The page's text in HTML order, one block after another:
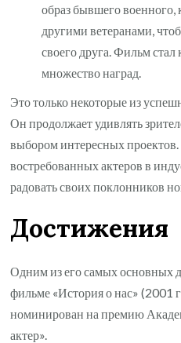
образ бывшего военного,
другими ветеранами,
своего друга. Фильм
множество наград.
Это только некоторые из
Он продолжает удивлять
выбором интересных
востребованных актеров в
радовать своих поклонников
Достижения
Одним из его самых основных
фильме «История о нас» (2001
номинирован на премию
актер».